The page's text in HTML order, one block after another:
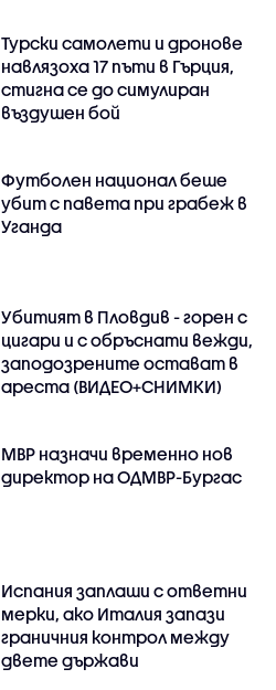
Турски самолети и дронове
навлязоха 17 пъти в Гърция,
стигна се до симулиран
въздушен бой
Футболен национал беше
убит с павета при грабеж в
Уганда
Убитият в Пловдив - горен с
цигари и с обръснати вежди,
заподозрените остават в
ареста (ВИДЕО+СНИМКИ)
МВР назначи временно нов
директор на ОДМВР-Бургас
Испания заплаши с ответни
мерки, ако Италия запази
граничния контрол между
двете държави